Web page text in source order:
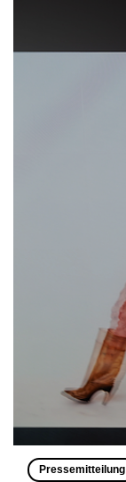
Pressemitteilung